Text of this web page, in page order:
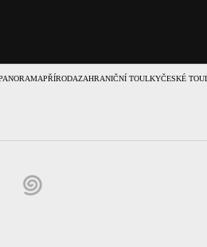
PŘÍRODAZAHRANIČNÍ TOULKYČESKÉ